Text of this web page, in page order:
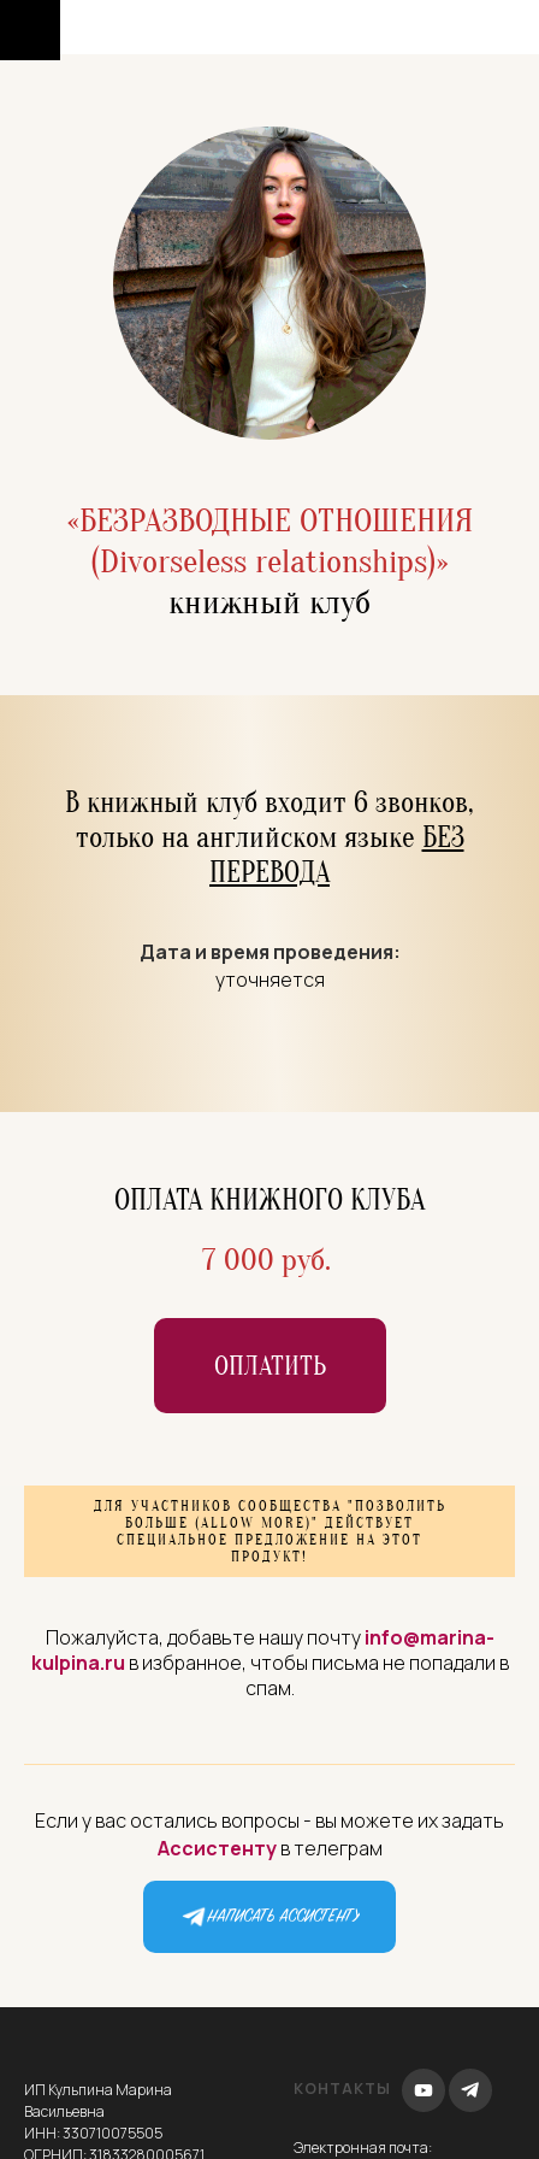
«БЕЗРАЗВОДНЫЕ ОТНОШЕНИЯ
(Divorseless relationships)»
книжный клуб
В книжный клуб входит 6 звонков,
только на английском языке БЕЗ
ПЕРЕВОДА
Дата и время проведения:
уточняется
ОПЛАТА КНИЖНОГО КЛУБА
7 000 руб.
ОПЛАТИТЬ
ДЛЯ УЧАСТНИКОВ СООБЩЕСТВА "ПОЗВОЛИТЬ
БОЛЬШЕ (ALLOW MORE)" ДЕЙСТВУЕТ
СПЕЦИАЛЬНОЕ ПРЕДЛОЖЕНИЕ НА ЭТОТ
ПРОДУКТ!
Пожалуйста, добавьте нашу почтуinfo@marina-
kulpina.ru в избранное, чтобы письма не попадали в
спам.
Если у вас остались вопросы - вы можете их задать
Ассистентув телеграм
НАПИСАТЬ АССИСТЕНТУ
ИП Кульпина Марина
Васильевна
ИНН: 330710075505
КОНТАКТЫ
Электронная почта: